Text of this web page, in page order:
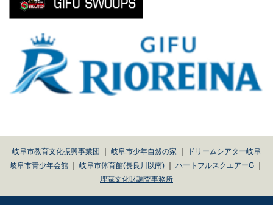
岐阜市教育文化振興事業団 岐阜市少年自然の家
ドリームシアター岐阜
岐阜市青少年会館
岐阜市体育館(長良川以南) ハートフルスクエアーG
埋蔵文化財調査事務所